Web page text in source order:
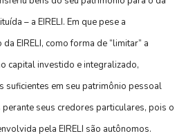
– a EIRELI. Em que pese a
EIRELI, como forma de “limitar” a
capital investido e integralizado,
suficientes em seu patrimônio pessoal
seus credores particulares, pois o
pela EIRELI são autônomos.